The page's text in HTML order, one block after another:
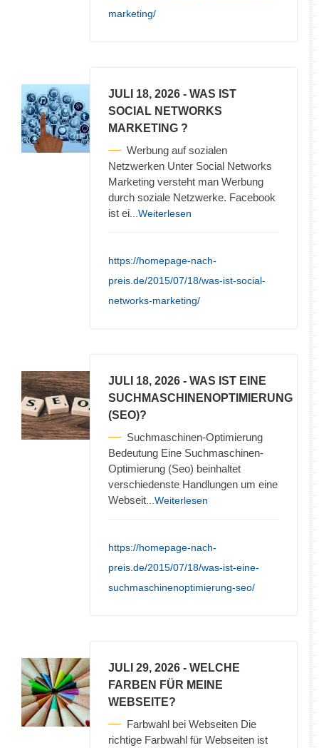
marketing/
JULI 18, 2026 - WAS IST
SOCIAL NETWORKS
MARKETING ?
Werbung auf sozialen
Netzwerken Unter Social Networks
Marketing versteht man Werbung
durch soziale Netzwerke. Facebook
ist ei ...Weiterlesen
https://homepage-nach-
preis.de/2015/07/18/was-ist-social-
networks-marketing/
JULI 18, 2026 - WAS IST EINE
SUCHMASCHINENOPTIMIERUNG
(SEO)?
Suchmaschinen-Optimierung
Bedeutung Eine Suchmaschinen-
Optimierung (Seo) beinhaltet
verschiedenste Handlungen um eine
Webseit ...Weiterlesen
https://homepage-nach-
preis.de/2015/07/18/was-ist-eine-
suchmaschinenoptimierung-seo/
JULI 29, 2026 - WELCHE
FARBEN FÜR MEINE
WEBSEITE?
Farbwahl bei Webseiten Die
richtige Farbwahl für Webseiten ist